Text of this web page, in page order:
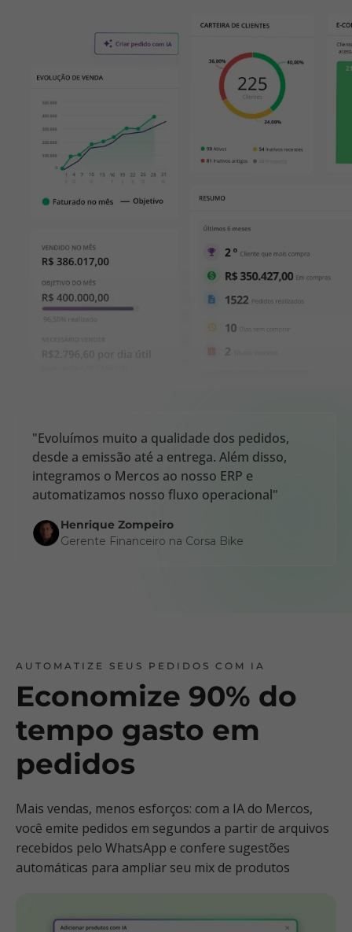
"Evoluímos muito a qualidade dos pedidos,
desde a emissão até a entrega. Além disso,
integramos o Mercos ao nosso ERP e
automatizamos nosso fluxo operacional"
Henrique Zompeiro
Gerente Financeiro na Corsa Bike
AUTOMATIZE SEUS PEDIDOS COM IA
Economize 90% do
tempo gasto em
pedidos
Mais vendas, menos esforços: com a IA do Mercos,
você emite pedidos em segundos a partir de arquivos
recebidos pelo WhatsApp e confere sugestões
automáticas para ampliar seu mix de produtos